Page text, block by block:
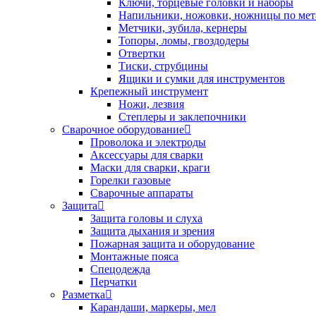
Напильники, ножовки, ножницы по
Метчики, зубила, кернеры
Топоры, ломы, гвоздодеры
Отвертки
Тиски, струбцины
Ящики и сумки для инструментов
Крепежный инструмент
Ножи, лезвия
Степлеры и заклепочники
Сварочное оборудование
Проволока и электроды
Аксессуары для сварки
Маски для сварки, краги
Горелки газовые
Сварочные аппараты
Защита
Защита головы и слуха
Защита дыхания и зрения
Пожарная защита и оборудование
Монтажные пояса
Спецодежда
Перчатки
Разметка
Карандаши, маркеры, мел